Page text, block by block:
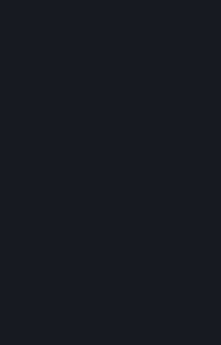
режима и несколько слов
на все, что там
осталось много
ключевые моменты на
Было решено сделать
задачей – это очень
вы не можете
командира и видом от
было в BF2. Таким
занят заботой о
персонаже. Мы все
BF2: «Командир
забыл о своей
сценариев мы хотели
Если режим командира
например использование